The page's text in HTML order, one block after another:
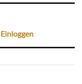
Einloggen